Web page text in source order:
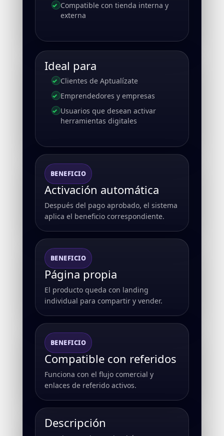
Compatible con tienda interna y
externa
Ideal para
Clientes de Aptualízate
Emprendedores y empresas
Usuarios que desean activar
herramientas digitales
BENEFICIO
Activación automática
Después del pago aprobado, el sistema
aplica el beneficio correspondiente.
BENEFICIO
Página propia
El producto queda con landing
individual para compartir y vender.
BENEFICIO
Compatible con referidos
Funciona con el flujo comercial y
enlaces de referido activos.
Descripción